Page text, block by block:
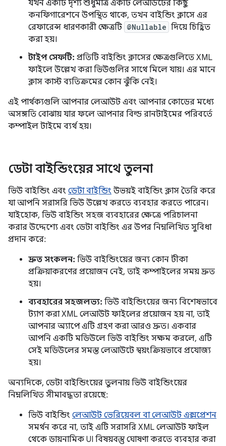
যখন একটি দৃশ্য শুধুমাত্র একটি লেআউটের কিছু
কনফিগারেশনে উপস্থিত থাকে, তখন বাইন্ডিং ক্লাসে এর
রেফারেন্স ধারণকারী ক্ষেত্রটি @Nullable দিয়ে চিহ্নিত
করা হয়।
টাইপ সেফটি: প্রতিটি বাইন্ডিং ক্লাসের ক্ষেত্রগুলিতে XML
ফাইলে উল্লেখ করা ভিউগুলির সাথে মিলে যায়। এর মানে
ক্লাস কাস্ট ব্যতিক্রমের কোন ঝুঁকি নেই।
এই পার্থক্যগুলি আপনার লেআউট এবং আপনার কোডের মধ্যে
অসঙ্গতি বোঝায় যার ফলে আপনার বিল্ড রানটাইমের পরিবর্তে
কম্পাইল টাইমে ব্যর্থ হয়।
ডেটা বাইন্ডিংয়ের সাথে তুলনা
ভিউ বাইন্ডিং এবং ডেটা বাইন্ডিং উভয়ই বাইন্ডিং ক্লাস তৈরি করে
যা আপনি সরাসরি ভিউ উল্লেখ করতে ব্যবহার করতে পারেন।
যাইহোক, ভিউ বাইন্ডিং সহজ ব্যবহারের ক্ষেত্রে পরিচালনা
করার উদ্দেশ্যে এবং ডেটা বাইন্ডিং এর উপর নিম্নলিখিত সুবিধা
প্রদান করে:
দ্রুত সংকলন: ভিউ বাইন্ডিংয়ের জন্য কোন টীকা
প্রক্রিয়াকরণের প্রয়োজন নেই, তাই কম্পাইলের সময় দ্রুত
হয়।
ব্যবহারের সহজলভ্য: ভিউ বাইন্ডিংয়ের জন্য বিশেষভাবে
ট্যাগ করা XML লেআউট ফাইলের প্রয়োজন হয় না, তাই
আপনার অ্যাপে এটি গ্রহণ করা আরও দ্রুত। একবার
আপনি একটি মডিউলে ভিউ বাইন্ডিং সক্ষম করলে, এটি
সেই মডিউলের সমস্ত লেআউটে স্বয়ংক্রিয়ভাবে প্রযোজ্য
হয়।
অন্যদিকে, ডেটা বাইন্ডিংয়ের তুলনায় ভিউ বাইন্ডিংয়ের
নিম্নলিখিত সীমাবদ্ধতা রয়েছে:
ভিউ বাইন্ডিং লেআউট ভেরিয়েবল বা লেআউট এক্সপ্রেশন
সমর্থন করে না, তাই এটি সরাসরি XML লেআউট ফাইল
থেকে ডায়নামিক UI বিষয়বস্তু ঘোষণা করতে ব্যবহার করা